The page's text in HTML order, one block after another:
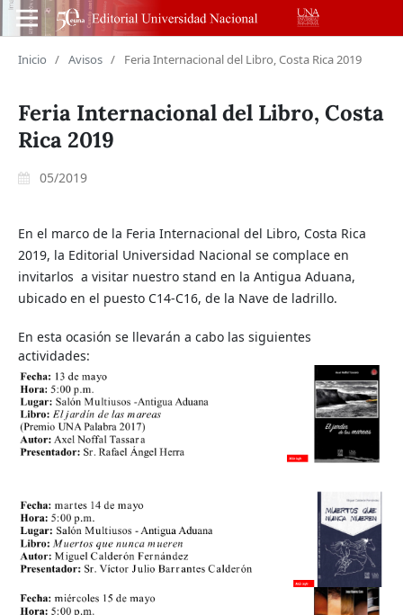
Inicio / Avisos / Feria Internacional del Libro, Costa Rica 2019
Feria Internacional del Libro, Costa
Rica 2019
05/2019
En el marco de la Feria Internacional del Libro, Costa Rica
2019, la Editorial Universidad Nacional se complace en
invitarlos a visitar nuestro stand en la Antigua Aduana,
ubicado en el puesto C14-C16, de la Nave de ladrillo.
En esta ocasión se llevarán a cabo las siguientes
actividades: